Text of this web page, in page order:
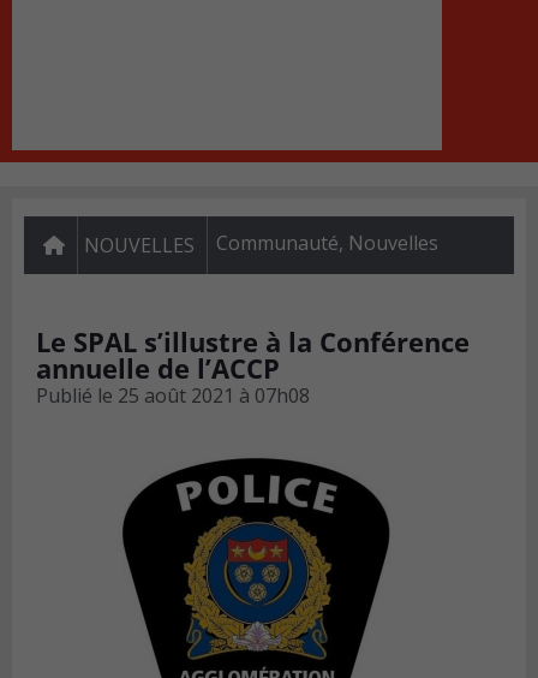
NOUVELLES Communauté, Nouvelles
Le SPAL s’illustre à la Conférence
annuelle de l’ACCP
Publié le 25 août 2021 à 07h08